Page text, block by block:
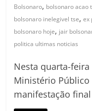
Bolsonaro, bolsonaro acao
bolsonaro inelegivel tse,ex
bolsonaro hoje, jair
politica ultimas noticias
Nesta quarta-
Ministério Público
manifestação